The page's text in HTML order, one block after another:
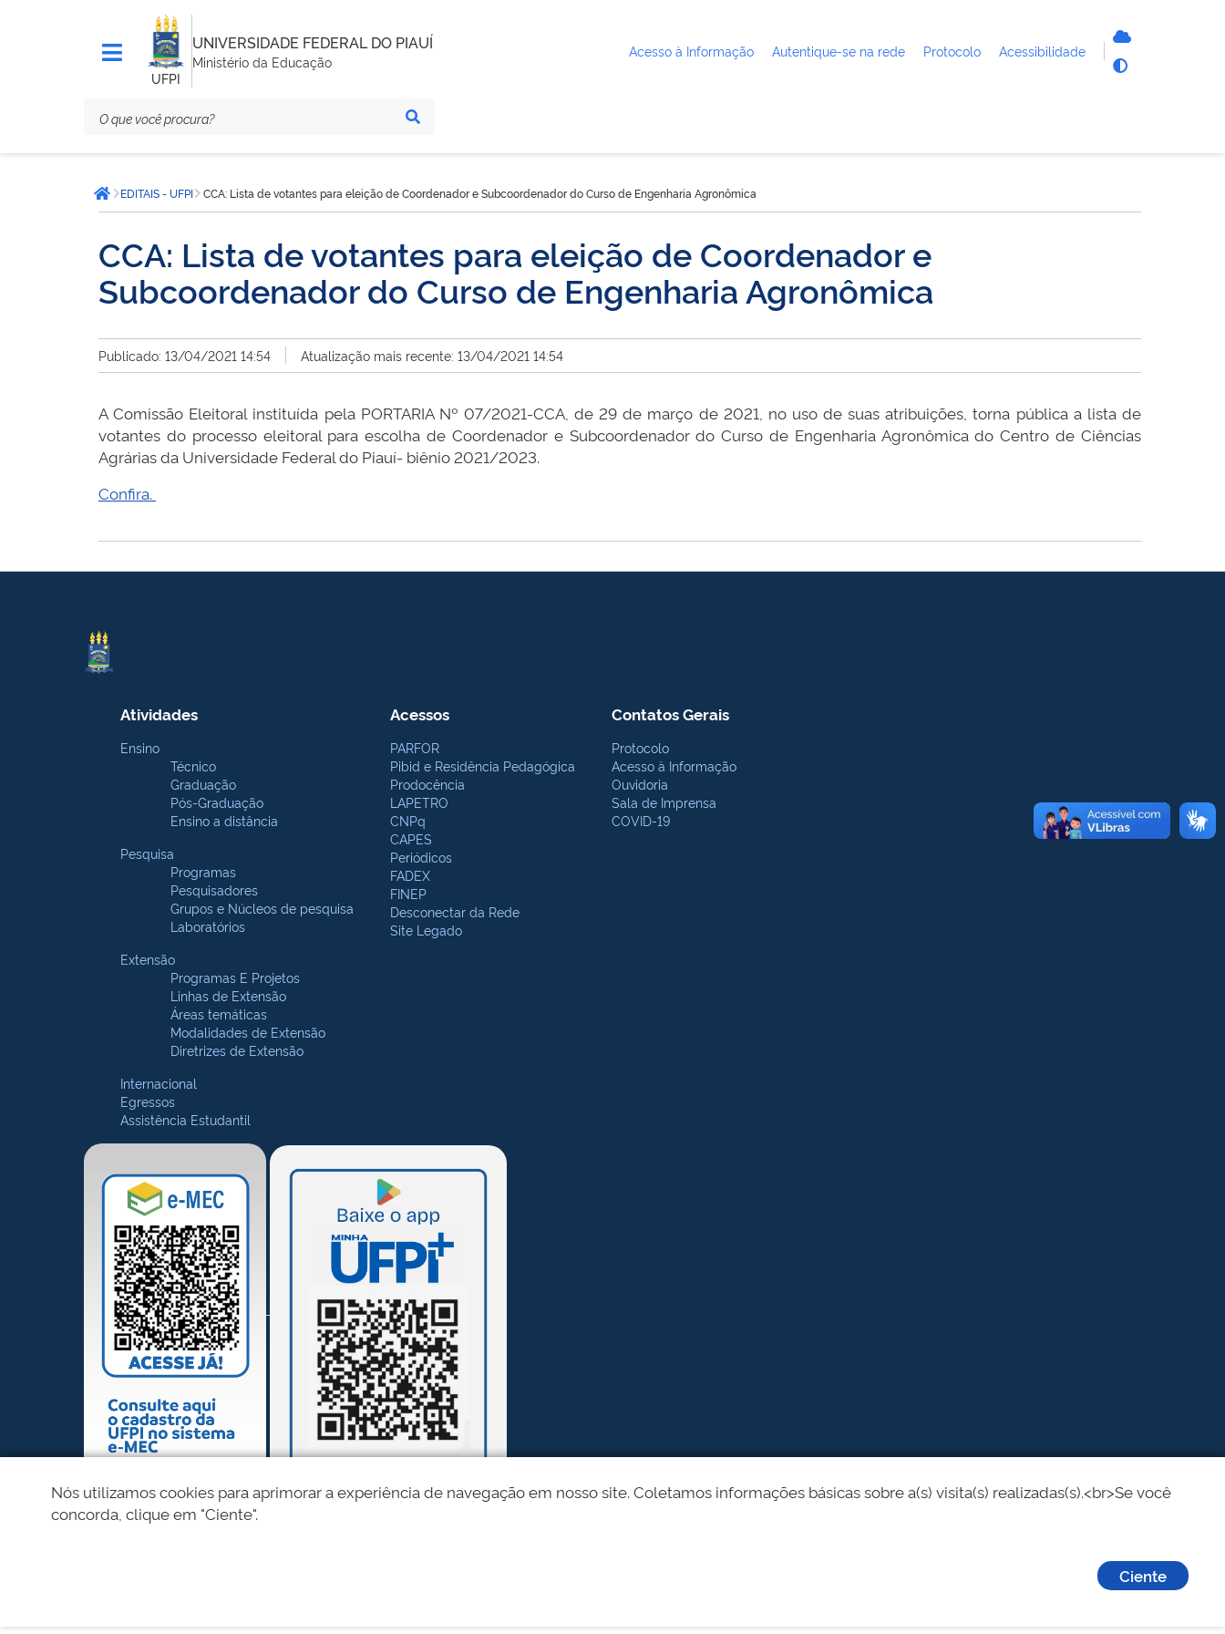
UFPI
UNIVERSIDADE FEDERAL DO PIAUÍ
Ministério da Educação
Acesso à Informação Autentique-se na rede Protocolo Acessibilidade
está
aqui:Página inicial
EDITAIS - UFPI CCA: Lista de votantes para eleição de Coordenador e Subcoordenador do Curso de Engenharia Agronômica
CCA: Lista de votantes para eleição de Coordenador e
Subcoordenador do Curso de Engenharia Agronômica
Publicado: 13/04/2021 14:54 Atualização mais recente: 13/04/2021 14:54
A Comissão Eleitoral instituída pela PORTARIA Nº 07/2021-CCA, de 29 de março de 2021, no uso de suas atribuições, torna pública a lista de
votantes do processo eleitoral para escolha de Coordenador e Subcoordenador do Curso de Engenharia Agronômica do Centro de Ciências
Agrárias da Universidade Federal do Piauí- biênio 2021/2023.
Confira.
Atividades
Ensino
Técnico
Graduação
Pós-Graduação
Ensino a distância
Pesquisa
Programas
Pesquisadores
Grupos e Núcleos de pesquisa
Laboratórios
Extensão
Programas E Projetos
Linhas de Extensão
Áreas temáticas
Modalidades de Extensão
Diretrizes de Extensão
Internacional
Egressos
Assistência Estudantil
Acessos
PARFOR
Pibid e Residência Pedagógica
Prodocência
LAPETRO
CNPq
CAPES
Periódicos
FADEX
FINEP
Desconectar da Rede
Site Legado
Contatos Gerais
Protocolo
Acesso à Informação
Ouvidoria
Sala de Imprensa
COVID-19
Nós utilizamos cookies para aprimorar a experiência de navegação em nosso site. Coletamos informações básicas sobre a(s) visita(s) realizadas(s).<br>Se você
concorda, clique em "Ciente".
Ciente